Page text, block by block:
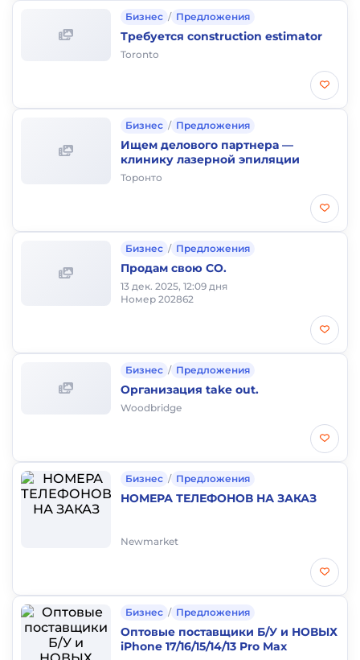
Бизнес / Предложения
Требуется construction estimator
Toronto
Бизнес / Предложения
Ищем делового партнера —
клинику лазерной эпиляции
Торонто
Бизнес / Предложения
Продам свою СО.
13 дек. 2025, 12:09 дня
Номер 202862
Бизнес / Предложения
Организация take out.
Woodbridge
Бизнес / Предложения
НОМЕРА ТЕЛЕФОНОВ НА ЗАКАЗ
Newmarket
Бизнес / Предложения
Оптовые поставщики Б/У и НОВЫХ
iPhone 17/16/15/14/13 Pro Max